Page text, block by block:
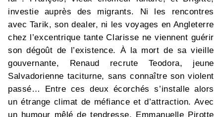
investie auprès des migrants. Ni les rencontres
avec Tarik, son dealer, ni les voyages en Angleterre
chez l’excentrique tante Clarisse ne viennent guérir
son dégoût de l’existence. À la mort de sa vieille
gouvernante, Renaud recrute Teodora, jeune
Salvadorienne taciturne, sans connaître son violent
passé… Entre ces deux écorchés s’installe alors
un étrange climat de méfiance et d’attraction. Avec
un humour mêlé de tendresse, Emmanuelle Pirotte